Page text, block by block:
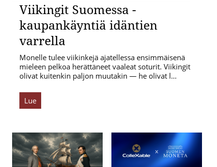
Viikingit Suomessa -
kaupankäyntiä idäntien
varrella
Monelle tulee viikinkejä ajatellessa ensimmäisenä
mieleen pelkoa herättäneet vaaleat soturit. Viikingit
olivat kuitenkin paljon muutakin — he olivat l…
Lue